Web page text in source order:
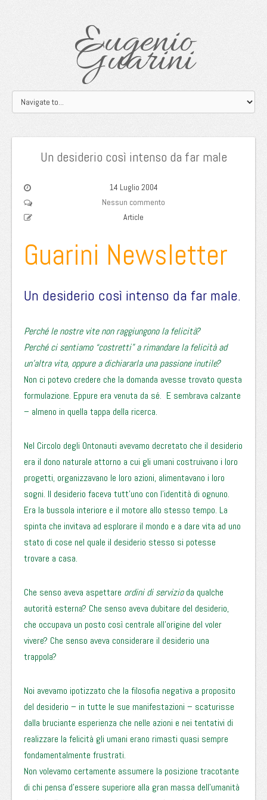
Eugenio
Guarini
Un desiderio così intenso da far male
14 Luglio 2004
Nessun commento
Article
Guarini Newsletter
Un desiderio così intenso da far male.
Perché le nostre vite non raggiungono la felicità?
Perché ci sentiamo “costretti” a rimandare la felicità ad
un’altra vita, oppure a dichiararla una passione inutile?
Non ci potevo credere che la domanda avesse trovato questa
formulazione. Eppure era venuta da sé. E sembrava calzante
– almeno in quella tappa della ricerca.
Nel Circolo degli Ontonauti avevamo decretato che il desiderio
era il dono naturale attorno a cui gli umani costruivano i loro
progetti, organizzavano le loro azioni, alimentavano i loro
sogni. Il desiderio faceva tutt’uno con l’identità di ognuno.
Era la bussola interiore e il motore allo stesso tempo. La
spinta che invitava ad esplorare il mondo e a dare vita ad uno
stato di cose nel quale il desiderio stesso si potesse
trovare a casa.
Che senso aveva aspettare ordini di servizioda qualche
autorità esterna? Che senso aveva dubitare del desiderio,
che occupava un posto così centrale all’origine del voler
vivere? Che senso aveva considerare il desiderio una
trappola?
Noi avevamo ipotizzato che la filosofia negativa a proposito
del desiderio – in tutte le sue manifestazioni – scaturisse
dalla bruciante esperienza che nelle azioni e nei tentativi di
realizzare la felicità gli umani erano rimasti quasi sempre
fondamentalmente frustrati.
Non volevamo certamente assumere la posizione tracotante
di chi pensa d’essere superiore alla gran massa dell’umanità